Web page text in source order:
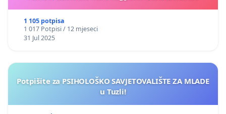
1 105 potpisa
1 017 Potpisi / 12 mjeseci
31 Jul 2025
Potpišite za PSIHOLOŠKO SAVJETOVALIŠTE ZA MLADE
u Tuzli!